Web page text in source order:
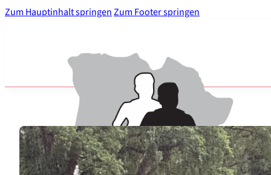
Zum Hauptinhalt springenZum Footer springen